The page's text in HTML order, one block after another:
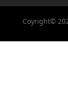
Coyright©